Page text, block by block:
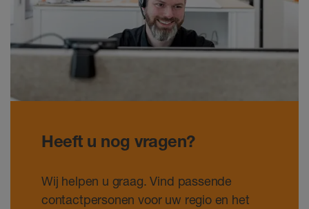
Heeft u nog vragen?
Wij helpen u graag. Vind passende
contactpersonen voor uw regio en het